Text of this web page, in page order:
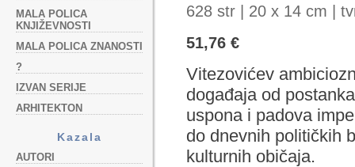
MALA POLICA
KNJIŽEVNOSTI
MALA POLICA ZNANOSTI
?
IZVAN SERIJE
ARHITEKTON
Kazala
AUTORI
628 str | 20 x 14 cm |
51,76 €
Vitezovićev
događaja od
uspona i padova
do dnevnih političkih
kulturnih običaja.